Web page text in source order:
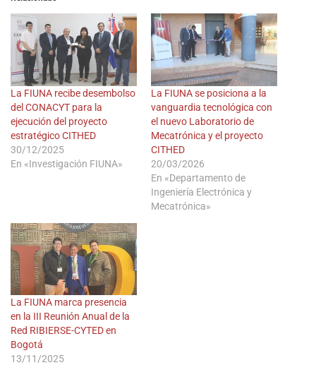
La FIUNA recibe desembolso
del CONACYT para la
ejecución del proyecto
estratégico CITHED
30/12/2025
En «Investigación FIUNA»
La FIUNA se posiciona a la
vanguardia tecnológica con
el nuevo Laboratorio de
Mecatrónica y el proyecto
CITHED
20/03/2026
En «Departamento de
Ingeniería Electrónica y
Mecatrónica»
La FIUNA marca presencia
en la III Reunión Anual de la
Red RIBIERSE-CYTED en
Bogotá
13/11/2025